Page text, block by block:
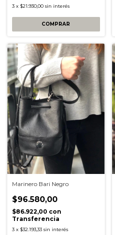
3 x $21.930,00 sin interés
Marinero Bari Negro
$96.580,00
$86.922,00 con
Transferencia
3 x $32.193,33 sin interés